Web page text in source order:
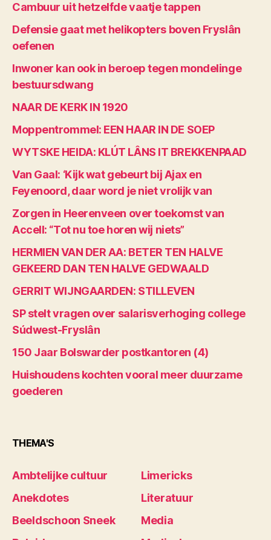
Cambuur uit hetzelfde vaatje tappen
Defensie gaat met helikopters boven Fryslân
oefenen
Inwoner kan ook in beroep tegen mondelinge
bestuursdwang
NAAR DE KERK IN 1920
Moppentrommel: EEN HAAR IN DE SOEP
WYTSKE HEIDA: KLÚT LÂNS IT BREKKENPAAD
Van Gaal: ‘Kijk wat gebeurt bij Ajax en
Feyenoord, daar word je niet vrolijk van
Zorgen in Heerenveen over toekomst van
Accell: “Tot nu toe horen wij niets”
HERMIEN VAN DER AA: BETER TEN HALVE
GEKEERD DAN TEN HALVE GEDWAALD
GERRIT WIJNGAARDEN: STILLEVEN
SP stelt vragen over salarisverhoging college
Súdwest-Fryslân
150 Jaar Bolswarder postkantoren (4)
Huishoudens kochten vooral meer duurzame
goederen
THEMA'S
Ambtelijke cultuur
Anekdotes
Beeldschoon Sneek
Limericks
Literatuur
Media